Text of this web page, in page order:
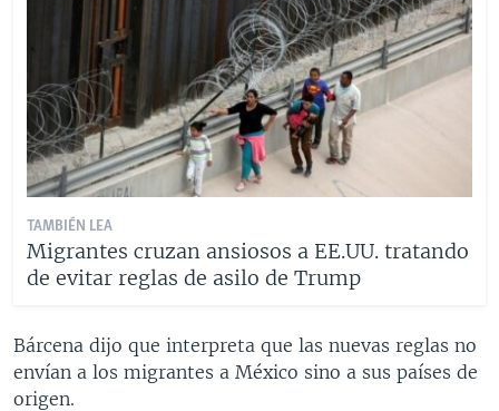
TAMBIÉN LEA
Migrantes cruzan ansiosos a EE.UU. tratando
de evitar reglas de asilo de Trump
Bárcena dijo que interpreta que las nuevas reglas no
envían a los migrantes a México sino a sus países de
origen.